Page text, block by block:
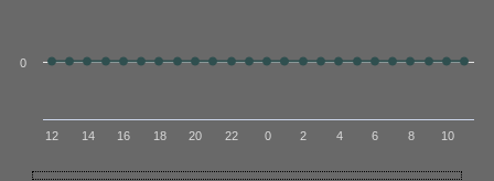
12 14 16 18 20 22 0 2 4 6 8 10
0